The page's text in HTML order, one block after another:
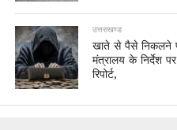
उत्तराखण्ड
खाते से पैसे निकलने
मंत्रालय के निर्देश
रिपोर्ट,